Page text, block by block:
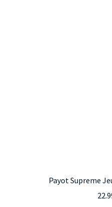
Payot Supreme